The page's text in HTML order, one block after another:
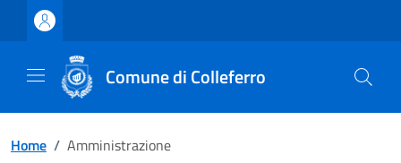
Vai ai contenuti
Vai al footer
Comune di Colleferro
Home / Amministrazione